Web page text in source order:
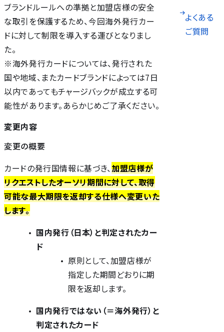
よくある
ご質問
ブランドルールへの準拠と加盟店様の安全
な取引を保護するため、今回海外発行カー
ドに対して制限を導入する運びとなりまし
た。
※海外発行カードについては、発行された
国や地域、またカードブランドによっては7日
以内であってもチャージバックが成立する可
能性があります。あらかじめご了承ください。
変更内容
変更の概要
カードの発行国情報に基づき、加盟店様が
リクエストしたオーソリ期間に対して、取得
可能な最大期限を返却する仕様へ変更いた
します。
国内発行（日本）と判定されたカー
ド
原則として、加盟店様が
指定した期間どおりに期
限を返却します。
国内発行ではない（＝海外発行）と
判定されたカード